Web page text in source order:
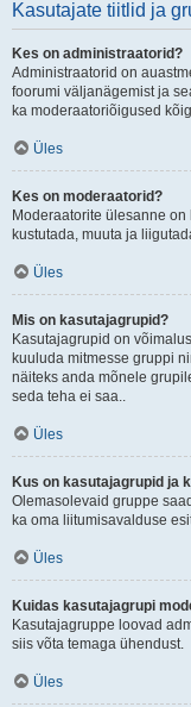
Kasutajate tiitlid ja
Kes on administraatorid?
Administraatorid on
foorumi väljanägemist ja
ka moderaatoriõigused
Üles
Kes on moderaatorid?
Moderaatorite ülesanne
kustutada, muuta ja
Üles
Mis on kasutajagrupid?
Kasutajagrupid on
kuuluda mitmesse gruppi
näiteks anda mõnele
seda teha ei saa..
Üles
Kus on kasutajagrupid ja
Olemasolevaid gruppe
ka oma liitumisavalduse
Üles
Kuidas kasutajagrupi
Kasutajagruppe loovad
siis võta temaga ühendust.
Üles